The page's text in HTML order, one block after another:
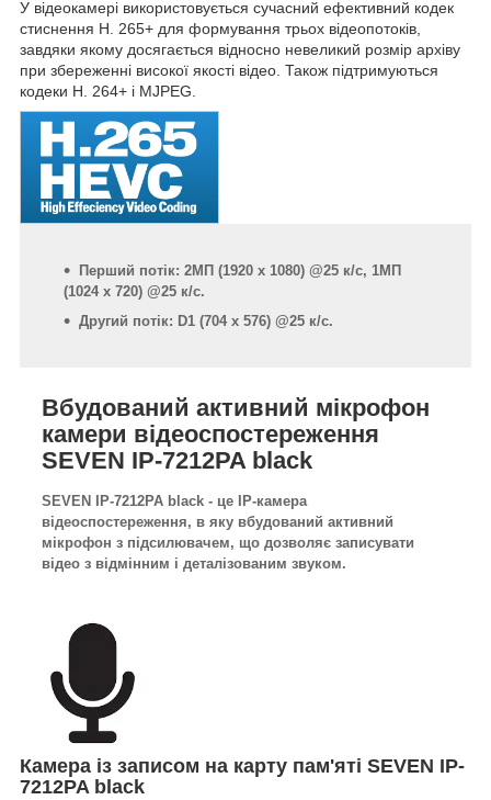
У відеокамері використовується сучасний ефективний кодек
стиснення H. 265+ для формування трьох відеопотоків,
завдяки якому досягається відносно невеликий розмір архіву
при збереженні високої якості відео. Також підтримуються
кодеки H. 264+ і MJPEG.
Перший потік: 2МП (1920 x 1080) @25 к/с, 1МП
(1024 x 720) @25 к/с.
Другий потік: D1 (704 x 576) @25 к/с.
Вбудований активний мікрофон
камери відеоспостереження
SEVEN IP-7212PA black
SEVEN IP-7212PA black - це IP-камера
відеоспостереження, в яку вбудований активний
мікрофон з підсилювачем, що дозволяє записувати
відео з відмінним і деталізованим звуком.
Камера із записом на карту пам'яті SEVEN IP-
7212PA black